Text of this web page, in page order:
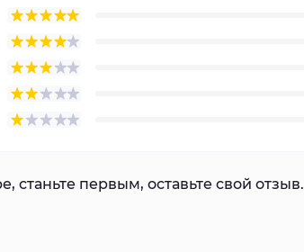
станьте первым, оставьте свой отзыв.